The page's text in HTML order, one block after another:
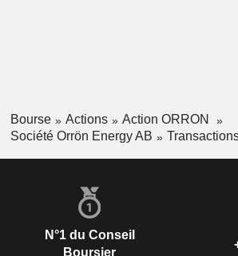
Bourse Actions
Action ORRON
Société Orrön Energy AB
N°1 du Conseil
Boursier